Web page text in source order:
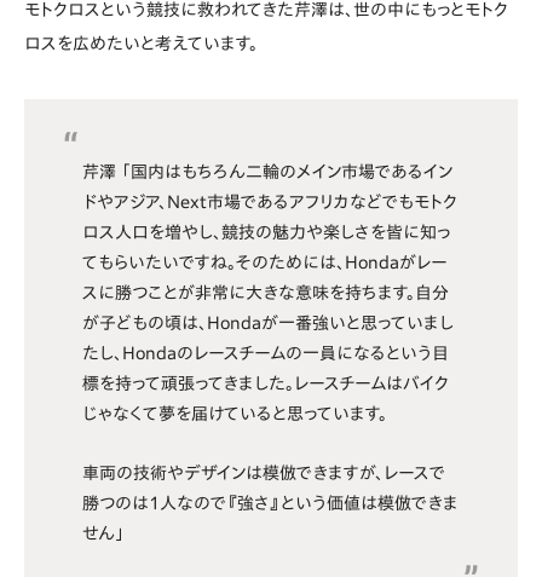
モトクロスという競技に救われてきた芹澤は、世の中にもっとモトク
ロスを広めたいと考えています。
芹澤 「国内はもちろん二輪のメイン市場であるイン
ドやアジア、Next市場であるアフリカなどでもモトク
ロス人口を増やし、競技の魅力や楽しさを皆に知っ
てもらいたいですね。そのためには、Hondaがレー
スに勝つことが非常に大きな意味を持ちます。自分
が子どもの頃は、Hondaが一番強いと思っていまし
たし、Hondaのレースチームの一員になるという目
標を持って頑張ってきました。レースチームはバイク
じゃなくて夢を届けていると思っています。
車両の技術やデザインは模倣できますが、レースで
勝つのは1人なので『強さ』という価値は模倣できま
せん」